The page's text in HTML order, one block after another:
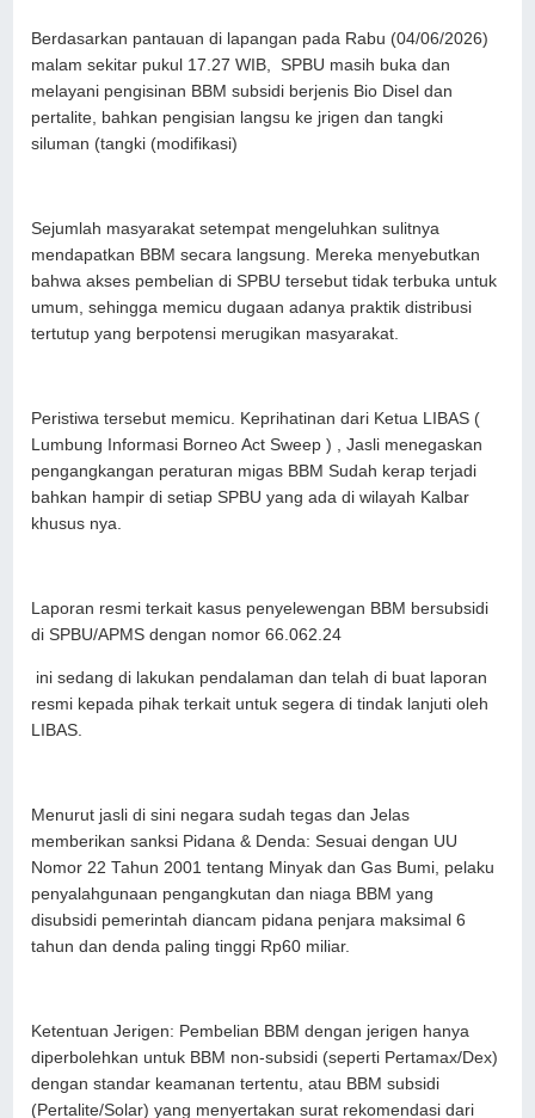
Berdasarkan pantauan di lapangan pada Rabu (04/06/2026)
malam sekitar pukul 17.27 WIB, SPBU masih buka dan
melayani pengisinan BBM subsidi berjenis Bio Disel dan
pertalite, bahkan pengisian langsu ke jrigen dan tangki
siluman (tangki (modifikasi)
Sejumlah masyarakat setempat mengeluhkan sulitnya
mendapatkan BBM secara langsung. Mereka menyebutkan
bahwa akses pembelian di SPBU tersebut tidak terbuka untuk
umum, sehingga memicu dugaan adanya praktik distribusi
tertutup yang berpotensi merugikan masyarakat.
Peristiwa tersebut memicu. Keprihatinan dari Ketua LIBAS (
Lumbung Informasi Borneo Act Sweep ) , Jasli menegaskan
pengangkangan peraturan migas BBM Sudah kerap terjadi
bahkan hampir di setiap SPBU yang ada di wilayah Kalbar
khusus nya.
Laporan resmi terkait kasus penyelewengan BBM bersubsidi
di SPBU/APMS dengan nomor 66.062.24
ini sedang di lakukan pendalaman dan telah di buat laporan
resmi kepada pihak terkait untuk segera di tindak lanjuti oleh
LIBAS.
Menurut jasli di sini negara sudah tegas dan Jelas
memberikan sanksi Pidana & Denda: Sesuai dengan UU
Nomor 22 Tahun 2001 tentang Minyak dan Gas Bumi, pelaku
penyalahgunaan pengangkutan dan niaga BBM yang
disubsidi pemerintah diancam pidana penjara maksimal 6
tahun dan denda paling tinggi Rp60 miliar.
Ketentuan Jerigen: Pembelian BBM dengan jerigen hanya
diperbolehkan untuk BBM non-subsidi (seperti Pertamax/Dex)
dengan standar keamanan tertentu, atau BBM subsidi
(Pertalite/Solar) yang menyertakan surat rekomendasi dari